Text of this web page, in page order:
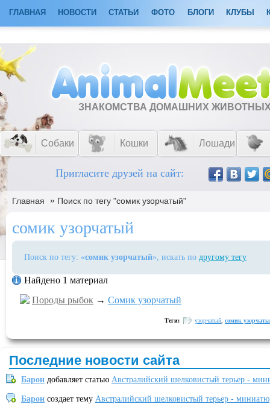
ГЛАВНАЯ НОВОСТИ СТАТЬИ ФОТО БЛОГИ КЛУБЫ
ЗНАКОМСТВА ДОМАШНИХ
Собаки Кошки Лошади
Пригласите друзей на сайт:
Главная » Поиск по тегу "сомик узорчатый"
сомик узорчатый
Поиск по тегу: «сомик узорчатый», искать по другому тегу
Найдено 1 материал
Породы рыбок → Сомик узорчатый
Теги: узорчатый сомик
Последние новости сайта
Барон добавляет статью Австралийский шелковистый терьер -
Барон создает тему Австралийский шелковистый терьер -